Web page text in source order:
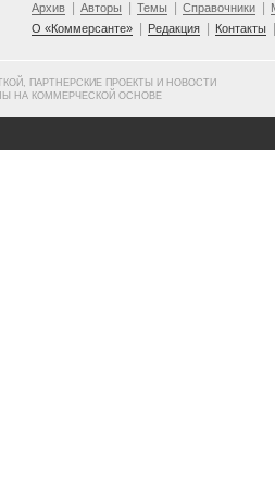
Архив Авторы Темы Справочники
О «Коммерсанте»
Редакция Контакты
ПАРТНЕРСКИЕ ПРОЕКТЫ И НОВОСТИ
НА КОММЕРЧЕСКОЙ ОСНОВЕ